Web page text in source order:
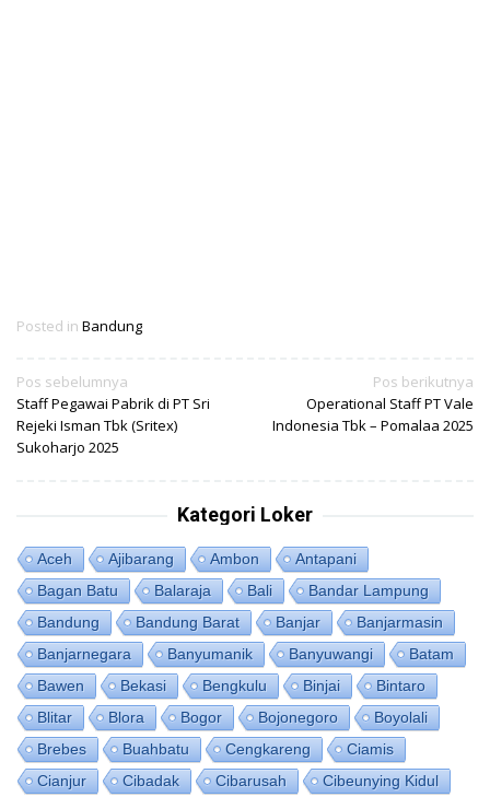
Posted in Bandung
Navigasi
pos
Pos sebelumnya
Staff Pegawai Pabrik di PT Sri
Rejeki Isman Tbk (Sritex)
Sukoharjo 2025
Pos berikutnya
Operational Staff PT Vale
Indonesia Tbk – Pomalaa 2025
Kategori Loker
Aceh Ajibarang Ambon
Antapani
Bagan Batu
Balaraja Bali
Bandar Lampung
Bandung
Bandung Barat Banjar
Banjarmasin
Banjarnegara
Banyumanik Banyuwangi
Batam
Bawen
Bekasi Bengkulu Binjai
Bintaro
Blitar
Blora Bogor Bojonegoro
Boyolali
Brebes
Buahbatu Cengkareng
Ciamis
Cianjur
Cibadak Cibarusah
Cibeunying Kidul